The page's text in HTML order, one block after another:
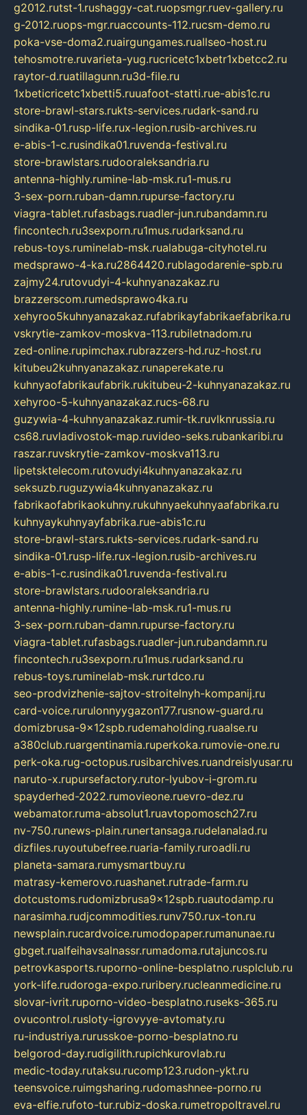
g2012.rutst-1.rushaggy-cat.ruopsmgr.ruev-gallery.ru
g-2012.ruops-mgr.ruaccounts-112.rucsm-demo.ru
poka-vse-doma2.ruairgungames.ruallseo-host.ru
tehosmotre.ruvarieta-yug.rucricetc1xbetr1xbetcc2.ru
raytor-d.ruatillagunn.ru3d-file.ru
1xbeticricetc1xbetti5.ruuafoot-statti.rue-abis1c.ru
store-brawl-stars.rukts-services.rudark-sand.ru
sindika-01.rusp-life.rux-legion.rusib-archives.ru
e-abis-1-c.rusindika01.ruvenda-festival.ru
store-brawlstars.rudooraleksandria.ru
antenna-highly.rumine-lab-msk.ru1-mus.ru
3-sex-porn.ruban-damn.rupurse-factory.ru
viagra-tablet.rufasbags.ruadler-jun.rubandamn.ru
fincontech.ru3sexporn.ru1mus.rudarksand.ru
rebus-toys.ruminelab-msk.rualabuga-cityhotel.ru
medsprawo-4-ka.ru2864420.rublagodarenie-spb.ru
zajmy24.rutovudyi-4-kuhnyanazakaz.ru
brazzerscom.rumedsprawo4ka.ru
xehyroo5kuhnyanazakaz.rufabrikayfabrikaefabrika.ru
vskrytie-zamkov-moskva-113.rubiletnadom.ru
zed-online.rupimchax.rubrazzers-hd.ruz-host.ru
kitubeu2kuhnyanazakaz.runaperekate.ru
kuhnyaofabrikaufabrik.rukitubeu-2-kuhnyanazakaz.ru
xehyroo-5-kuhnyanazakaz.rucs-68.ru
guzywia-4-kuhnyanazakaz.rumir-tk.ruvlknrussia.ru
cs68.ruvladivostok-map.ruvideo-seks.rubankaribi.ru
raszar.ruvskrytie-zamkov-moskva113.ru
lipetsktelecom.rutovudyi4kuhnyanazakaz.ru
seksuzb.ruguzywia4kuhnyanazakaz.ru
fabrikaofabrikaokuhny.rukuhnyaekuhnyaafabrika.ru
kuhnyaykuhnyayfabrika.rue-abis1c.ru
store-brawl-stars.rukts-services.rudark-sand.ru
sindika-01.rusp-life.rux-legion.rusib-archives.ru
e-abis-1-c.rusindika01.ruvenda-festival.ru
store-brawlstars.rudooraleksandria.ru
antenna-highly.rumine-lab-msk.ru1-mus.ru
3-sex-porn.ruban-damn.rupurse-factory.ru
viagra-tablet.rufasbags.ruadler-jun.rubandamn.ru
fincontech.ru3sexporn.ru1mus.rudarksand.ru
rebus-toys.ruminelab-msk.rurtdco.ru
seo-prodvizhenie-sajtov-stroitelnyh-kompanij.ru
card-voice.rurulonnyygazon177.rusnow-guard.ru
domizbrusa-9x12spb.rudemaholding.ruaalse.ru
a380club.ruargentinamia.ruperkoka.rumovie-one.ru
perk-oka.rug-octopus.rusibarchives.ruandreislyusar.ru
naruto-x.rupursefactory.rutor-lyubov-i-grom.ru
spayderhed-2022.rumovieone.ruevro-dez.ru
webamator.ruma-absolut1.ruavtopomosch27.ru
nv-750.runews-plain.runertansaga.rudelanalad.ru
dizfiles.ruyoutubefree.ruaria-family.ruroadli.ru
planeta-samara.rumysmartbuy.ru
matrasy-kemerovo.ruashanet.rutrade-farm.ru
dotcustoms.rudomizbrusa9x12spb.ruautodamp.ru
narasimha.rudjcommodities.runv750.rux-ton.ru
newsplain.rucardvoice.rumodopaper.rumanunae.ru
gbget.rualfeihavsalnassr.rumadoma.rutajuncos.ru
petrovkasports.ruporno-online-besplatno.rusplclub.ru
york-life.rudoroga-expo.ruribery.rucleanmedicine.ru
slovar-ivrit.ruporno-video-besplatno.ruseks-365.ru
ovucontrol.rusloty-igrovyye-avtomaty.ru
ru-industriya.rurusskoe-porno-besplatno.ru
belgorod-day.rudigilith.rupichkurovlab.ru
medic-today.rutaksu.rucomp123.rudon-ykt.ru
teensvoice.ruimgsharing.rudomashnee-porno.ru
eva-elfie.rufoto-tur.rubiz-doska.rumetropoltravel.ru